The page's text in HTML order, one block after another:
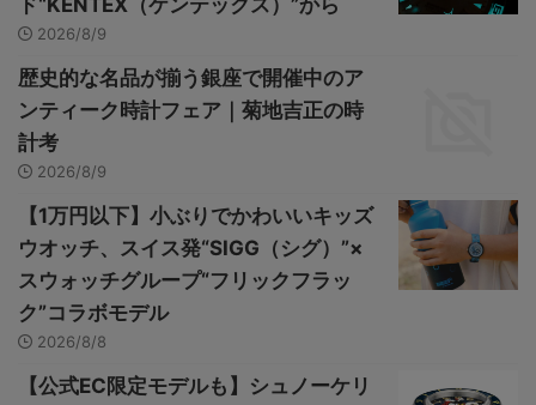
ド“KENTEX（ケンテックス）”から
2026/8/9
歴史的な名品が揃う銀座で開催中のア
ンティーク時計フェア｜菊地吉正の時
計考
2026/8/9
【1万円以下】小ぶりでかわいいキッズ
ウオッチ、スイス発“SIGG（シグ）”×
スウォッチグループ“フリックフラッ
ク”コラボモデル
2026/8/8
【公式EC限定モデルも】シュノーケリ